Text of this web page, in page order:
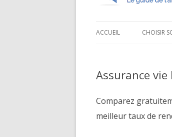
ACCUEIL CHOISIR
Assurance
Comparez
meilleur taux de